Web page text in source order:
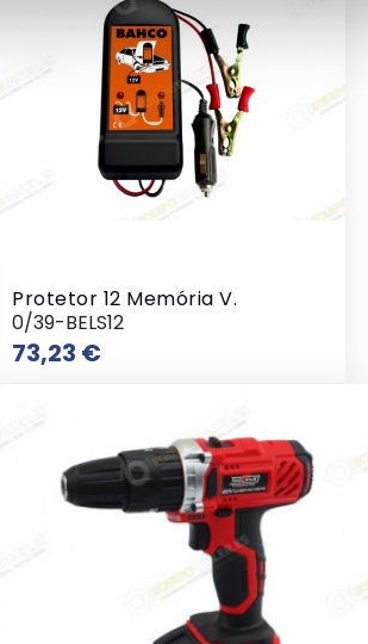
Protetor 12 Memória V.
0/39-BELS12
73,23 €